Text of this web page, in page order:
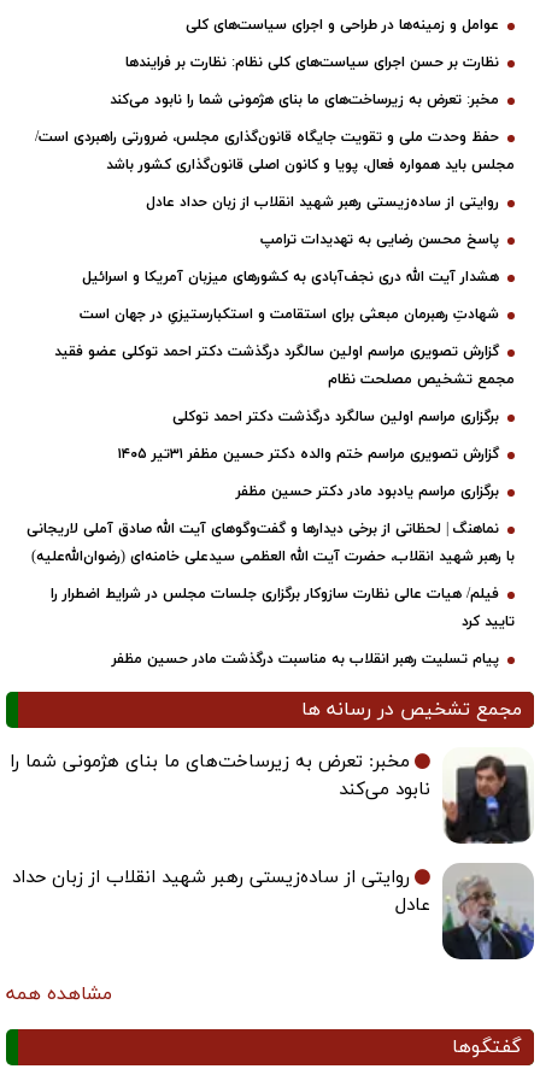
عوامل و زمینه‌ها در طراحی و اجرای سیاست‌های کلی
نظارت بر حسن اجرای سیاست‌های کلی نظام: نظارت بر فرایندها
مخبر: تعرض به زیرساخت‌های ما بنای هژمونی شما را نابود می‌کند
حفظ وحدت ملی و تقویت جایگاه قانون‌گذاری مجلس، ضرورتی راهبردی است/
مجلس باید همواره فعال، پویا و کانون اصلی قانون‌گذاری کشور باشد
روایتی از ساده‌زیستی رهبر شهید انقلاب از زبان حداد عادل
پاسخ محسن رضایی به تهدیدات ترامپ
هشدار آیت الله دری نجف‌آبادی به کشورهای میزبان آمریکا و اسرائیل
شهادتِ رهبرمان مبعثی برای استقامت و استکبارستیزیِ در جهان است
گزارش تصویری مراسم اولین سالگرد درگذشت دکتر احمد توکلی عضو فقید
مجمع تشخیص مصلحت نظام
برگزاری مراسم اولین سالگرد درگذشت دکتر احمد توکلی
گزارش تصویری مراسم ختم والده دکتر حسین مظفر ۳۱تیر ۱۴۰۵
برگزاری مراسم یادبود مادر دکتر حسین مظفر
نماهنگ | لحظاتی از برخی دیدارها و گفت‌وگوهای آیت ‌الله صادق آملی لاریجانی
با رهبر شهید انقلاب، حضرت آیت‌ الله العظمی سیدعلی خامنه‌ای (رضوان‌الله‌علیه)
فیلم/ هیات عالی نظارت سازوکار برگزاری جلسات مجلس در شرایط اضطرار را
تایید کرد
پیام تسلیت رهبر انقلاب به مناسبت درگذشت مادر حسین مظفر
مجمع تشخیص در رسانه ها
مخبر: تعرض به زیرساخت‌های ما بنای هژمونی شما را
نابود می‌کند
روایتی از ساده‌زیستی رهبر شهید انقلاب از زبان حداد
عادل
مشاهده همه
گفتگوها